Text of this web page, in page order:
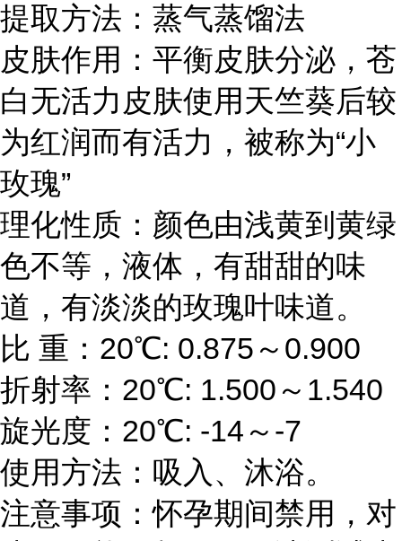
提取方法：蒸气蒸馏法
皮肤作用：平衡皮肤分泌，苍
白无活力皮肤使用天竺葵后较
为红润而有活力，被称为“小
玫瑰”
理化性质：颜色由浅黄到黄绿
色不等，液体，有甜甜的味
道，有淡淡的玫瑰叶味道。
比 重：20℃: 0.875～0.900
折射率：20℃: 1.500～1.540
旋光度：20℃: -14～-7
使用方法：吸入、沐浴。
注意事项：怀孕期间禁用，对